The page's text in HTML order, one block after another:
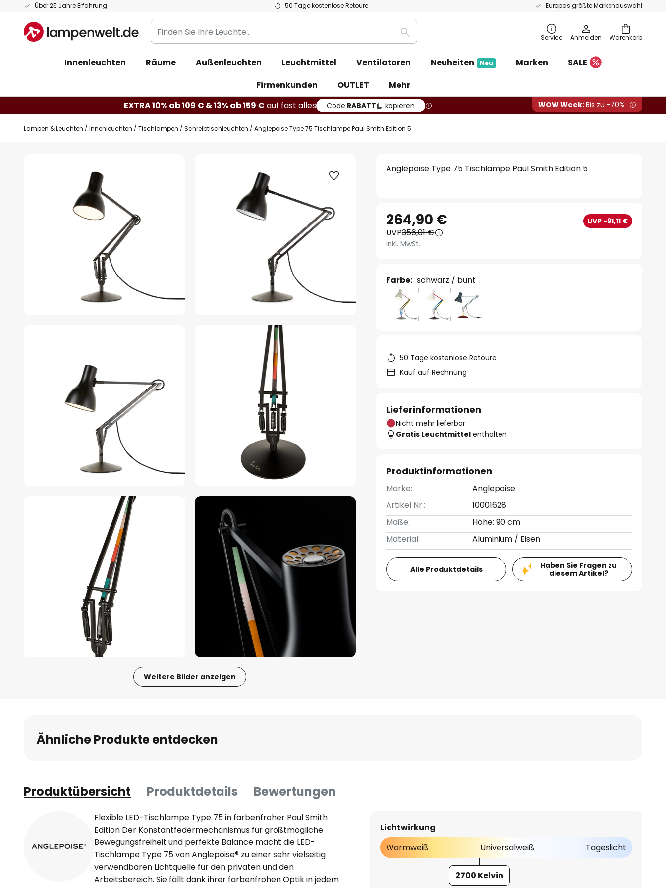
Über 25 Jahre Erfahrung 50 Tage kostenlose Retoure Europas größte Markenauswahl
Zum
springen
Warenkorb
Finden
Sie
Leuchte...
Suche Service Anmelden
Innenleuchten Räume Außenleuchten Leuchtmittel Ventilatoren Neuheiten Neu Marken
SALE
Firmenkunden
OUTLET
Mehr
EXTRA 10% ab 109 € & 13% ab 159 € auf fast alles Code:RABATT kopieren WOW Week:Bis zu -70%
Lampen & Leuchten Innenleuchten Tischlampen Schreibtischleuchten Anglepoise Type 75 Tischlampe Paul Smith Edition 5
Weitere Bilder anzeigen
Bildgalerie
springen
Anglepoise Type 75 Tischlampe Paul Smith Edition 5
264,90 € UVP -91,11 €
UVP356,01 €
inkl. MwSt.
Farbe: schwarz / bunt
50 Tage kostenlose Retoure
Kauf auf Rechnung
Lieferinformationen
Nicht mehr lieferbar
Gratis Leuchtmittel enthalten
Produktinformationen
Marke:
Anglepoise
Artikel Nr.:
10001628
Maße:
Höhe: 90 cm
Material:
Aluminium / Eisen
Alle Produktdetails
Haben Sie Fragen zu
diesem Artikel?
Ähnliche Produkte entdecken
Produktübersicht Produktdetails Bewertungen
Flexible LED-Tischlampe Type 75 in farbenfroher Paul Smith
Edition Der Konstantfedermechanismus für größtmögliche
Bewegungsfreiheit und perfekte Balance macht die LED-
Tischlampe Type 75 von Anglepoise® zu einer sehr vielseitig
verwendbaren Lichtquelle für den privaten und den
Arbeitsbereich. Sie fällt dank ihrer farbenfrohen Optik in jedem
Lichtwirkung
Warmweiß
Universalweiß Tageslicht
2700 Kelvin